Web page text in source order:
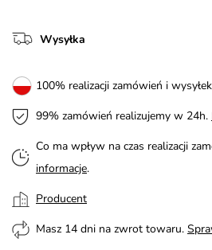
Wysyłka
100% realizacji zamówień i
99% zamówień realizujemy w 24h.
Co ma wpływ na czas realizacji
informacje.
Producent
Masz 14 dni na zwrot towaru.